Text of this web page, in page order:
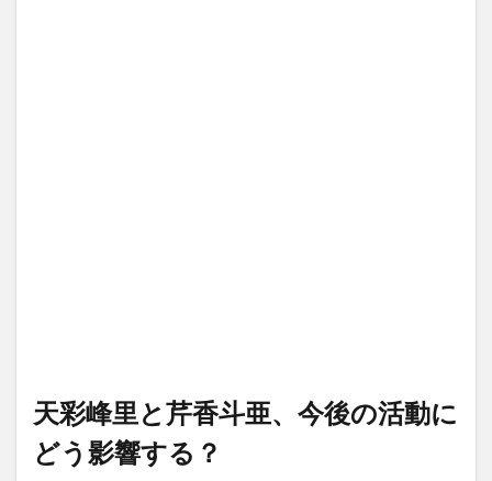
天彩峰里と芹香斗亜、今後の活動に
どう影響する？